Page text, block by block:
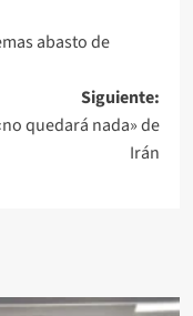
abasto de
Siguiente:
quedará nada» de
Irán